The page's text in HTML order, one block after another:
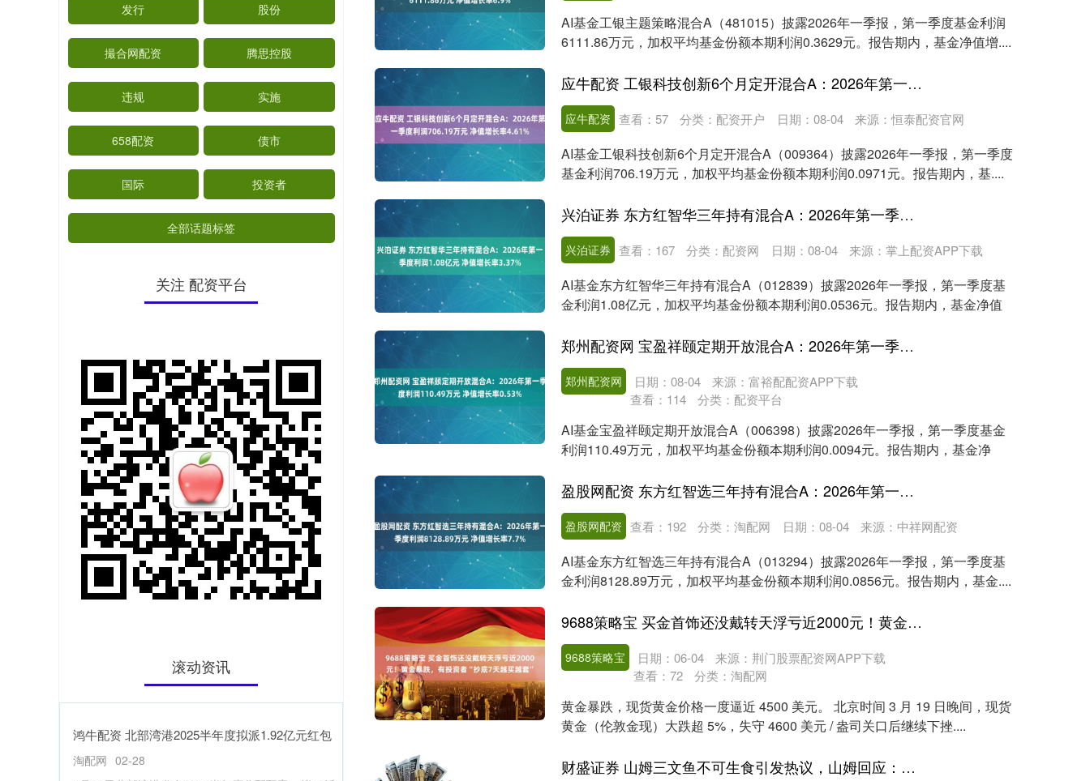
AI基金工银主题策略混合A（481015）披露2026年一季报，第一季度基金利润
6111.86万元，加权平均基金份额本期利润0.3629元。报告期内，基金净值增....
应牛配资 工银科技创新6个月定开混合A：2026年第一季度利润706.19万元 净值增长率4.61%
应牛配资 日期：08-04 来源：恒泰配资官网
查看： 57 分类： 配资开户
AI基金工银科技创新6个月定开混合A（009364）披露2026年一季报，第一季度
基金利润706.19万元，加权平均基金份额本期利润0.0971元。报告期内，基....
兴泊证券 东方红智华三年持有混合A：2026年第一季度利润1.08亿元 净值增长率3.37%
兴泊证券 日期：08-04 来源：掌上配资APP下载
查看： 167 分类： 配资网
AI基金东方红智华三年持有混合A（012839）披露2026年一季报，第一季度基
金利润1.08亿元，加权平均基金份额本期利润0.0536元。报告期内，基金净值
郑州配资网 宝盈祥颐定期开放混合A：2026年第一季度利润110.49万元 净值增长率0.53%
郑州配资网 日期：08-04
来源：富裕配配资APP下载
查看： 114 分类： 配资平台
AI基金宝盈祥颐定期开放混合A（006398）披露2026年一季报，第一季度基金
利润110.49万元，加权平均基金份额本期利润0.0094元。报告期内，基金净
盈股网配资 东方红智选三年持有混合A：2026年第一季度利润8128.89万元 净值增长率7.7%
盈股网配资 日期：08-04 来源：中祥网配资
查看： 192 分类： 淘配网
AI基金东方红智选三年持有混合A（013294）披露2026年一季报，第一季度基
金利润8128.89万元，加权平均基金份额本期利润0.0856元。报告期内，基金....
9688策略宝 买金首饰还没戴转天浮亏近2000元！黄金暴跌，有投资者“抄底7天越买越套”
9688策略宝 日期：06-04
来源：荆门股票配资网APP下载
查看： 72 分类： 淘配网
黄金暴跌，现货黄金价格一度逼近 4500 美元。 北京时间 3 月 19 日晚间，现货
黄金（伦敦金现）大跌超 5%，失守 4600 美元 / 盎司关口后继续下挫....
财盛证券 山姆三文鱼不可生食引发热议，山姆回应：建议加热，符合标准可生食
发行 股份
撮合网配资 腾思控股
违规 实施
658配资 债市
国际 投资者
全部话题标签
关注 配资平台
滚动资讯
潍坊家林配资 特朗普拟对美国铜进口征收50%关
税，铜市场陷入动荡
配资网